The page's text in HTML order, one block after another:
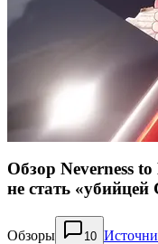
Обзор Neverness
не стать «убийцей
Обзоры 10